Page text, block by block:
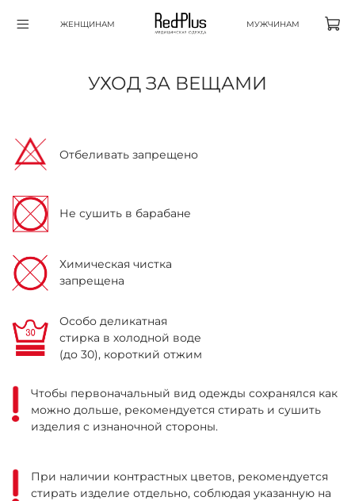
ЖЕНЩИНАМ МУЖЧИНАМ
УХОД ЗА ВЕЩАМИ
Отбеливать запрещено
Не сушить в барабане
Химическая чистка
запрещена
Особо деликатная
стирка в холодной воде
(до 30), короткий отжим
Чтобы первоначальный вид одежды сохранялся как
можно дольше, рекомендуется стирать и сушить
изделия с изнаночной стороны.
При наличии контрастных цветов, рекомендуется
стирать изделие отдельно, соблюдая указанную на